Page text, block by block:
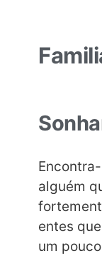
alguém
entes
um